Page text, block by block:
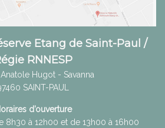
Etang de Saint-Paul /
RNNESP
Hugot - Savanna
SAINT-PAUL
d’ouverture
8h30 à 12h00 et de 13h00 à 16h00